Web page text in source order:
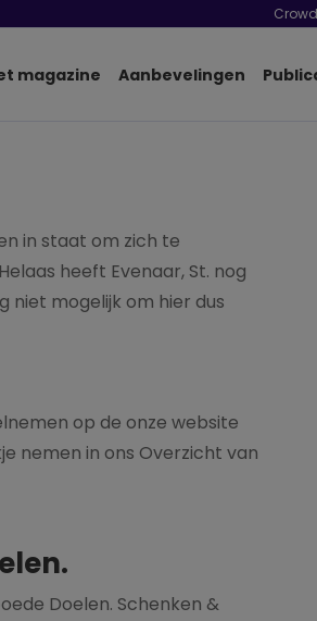
magazine Aanbevelingen
in staat om zich te
heeft Evenaar, St. nog
niet mogelijk om hier dus
op de onze website
nemen in ons Overzicht van
Doelen. Schenken &